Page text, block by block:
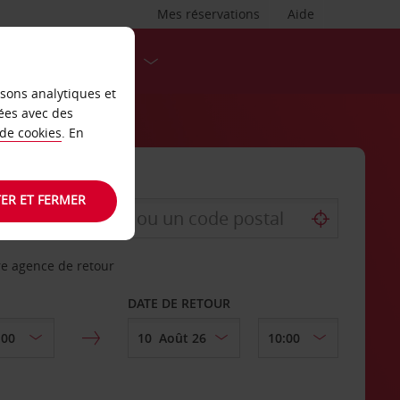
Aide
Mes réservations
agence de retour
DATE DE RETOUR
analytiques et
avec des
cookies. En
ET FERMER